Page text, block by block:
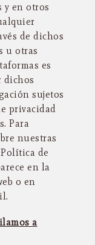
y en otros
de dichos
u otras
es
dichos
sujetos
privacidad
Para
nuestras
de
en la
o en
a